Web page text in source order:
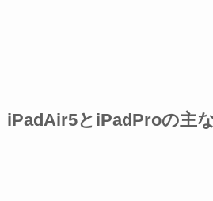
iPadAir5とiPadProの主